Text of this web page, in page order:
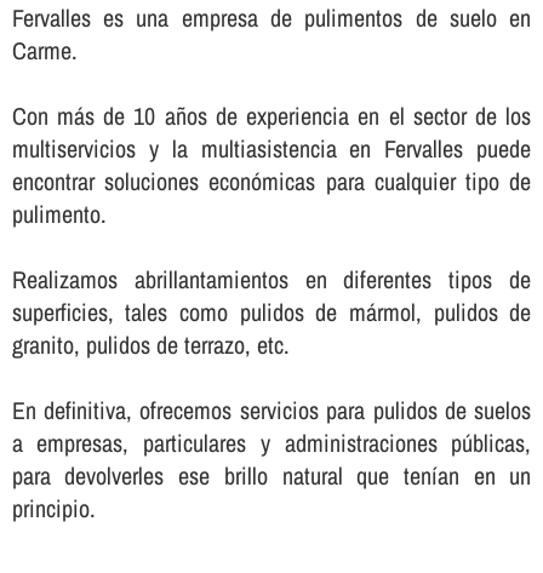
Fervalles es una empresa de pulimentos de suelo en
Carme.
Con más de 10 años de experiencia en el sector de los
multiservicios y la multiasistencia en Fervalles puede
encontrar soluciones económicas para cualquier tipo de
pulimento.
Realizamos abrillantamientos en diferentes tipos de
superficies, tales como pulidos de mármol, pulidos de
granito, pulidos de terrazo, etc.
En definitiva, ofrecemos servicios para pulidos de suelos
a empresas, particulares y administraciones públicas,
para devolverles ese brillo natural que tení­an en un
principio.